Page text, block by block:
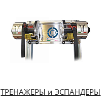
ТРЕНАЖЕРЫ и ЭСПАНДЕРЫ